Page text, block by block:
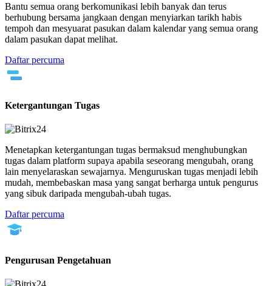
Bantu semua orang berkomunikasi lebih banyak dan terus
berhubung bersama jangkaan dengan menyiarkan tarikh habis
tempoh dan mesyuarat pasukan dalam kalendar yang semua orang
dalam pasukan dapat melihat.
Daftar percuma
Ketergantungan Tugas
Menetapkan ketergantungan tugas bermaksud menghubungkan
tugas dalam platform supaya apabila seseorang mengubah, orang
lain menyelaraskan sewajarnya. Menguruskan tugas menjadi lebih
mudah, membebaskan masa yang sangat berharga untuk pengurus
yang sibuk daripada mengubah-ubah tugas.
Daftar percuma
Pengurusan Pengetahuan